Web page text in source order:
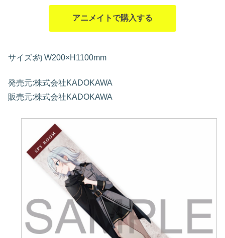
アニメイトで購入する
サイズ:約 W200×H1100mm
発売元:株式会社KADOKAWA
販売元:株式会社KADOKAWA